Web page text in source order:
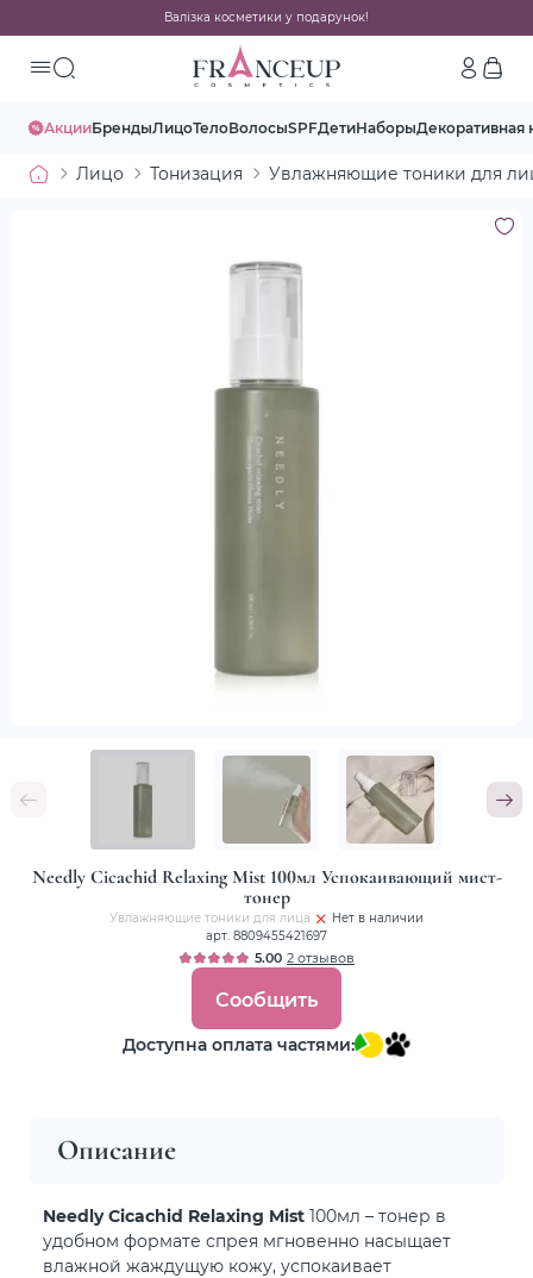
Валізка косметики у подарунок!
АкцииБрендыЛицоТелоВолосыSPFДетиНаборыДекоративная
Лицо Тонизация Увлажняющие тоники для
Needly Cicachid Relaxing Mist 100мл Успокаивающий мист-
тонер
Увлажняющие тоники для лица
Нет в наличии
арт. 8809455421697
5.00 2 отзывов
Сообщить
Доступна оплата частями:
Описание
Needly Cicachid Relaxing Mist 100мл – тонер в
удобном формате спрея мгновенно насыщает
влажной жаждущую кожу, успокаивает